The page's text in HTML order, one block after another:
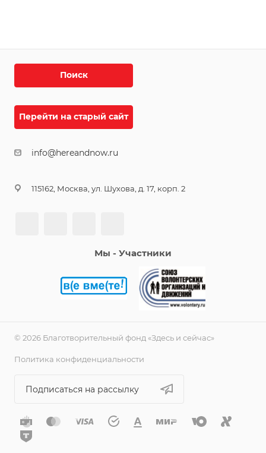
Поиск
Перейти на старый сайт
info@hereandnow.ru
115162, Москва, ул. Шухова, д. 17, корп. 2
Мы - Участники
© 2026 Благотворительный фонд «Здесь и сейчас»
Политика конфиденциальности
Подписаться на рассылку